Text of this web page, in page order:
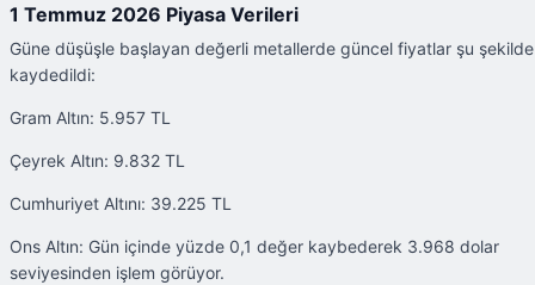
1 Temmuz 2026 Piyasa Verileri
Güne düşüşle başlayan değerli metallerde güncel fiyatlar şu şekilde
kaydedildi:
Gram Altın: 5.957 TL
Çeyrek Altın: 9.832 TL
Cumhuriyet Altını: 39.225 TL
Ons Altın: Gün içinde yüzde 0,1 değer kaybederek 3.968 dolar
seviyesinden işlem görüyor.